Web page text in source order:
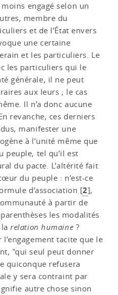
moins engagé selon un
membre du
et de l’État envers
une certaine
et les particuliers. Le
les particuliers qui le
générale, il ne peut
aux leurs ; le cas
Il n’a donc aucune
revanche, ces derniers
manifester une
à l’unité même que
peuple, tel qu’il est
du pacte. L’altérité fait
du peuple : n’est-ce
d’association [2],
à partir de
les modalités
larelation humaine ?
tacite que le
"qui seul peut donner
quiconque refusera
y sera contraint par
autre chose sinon